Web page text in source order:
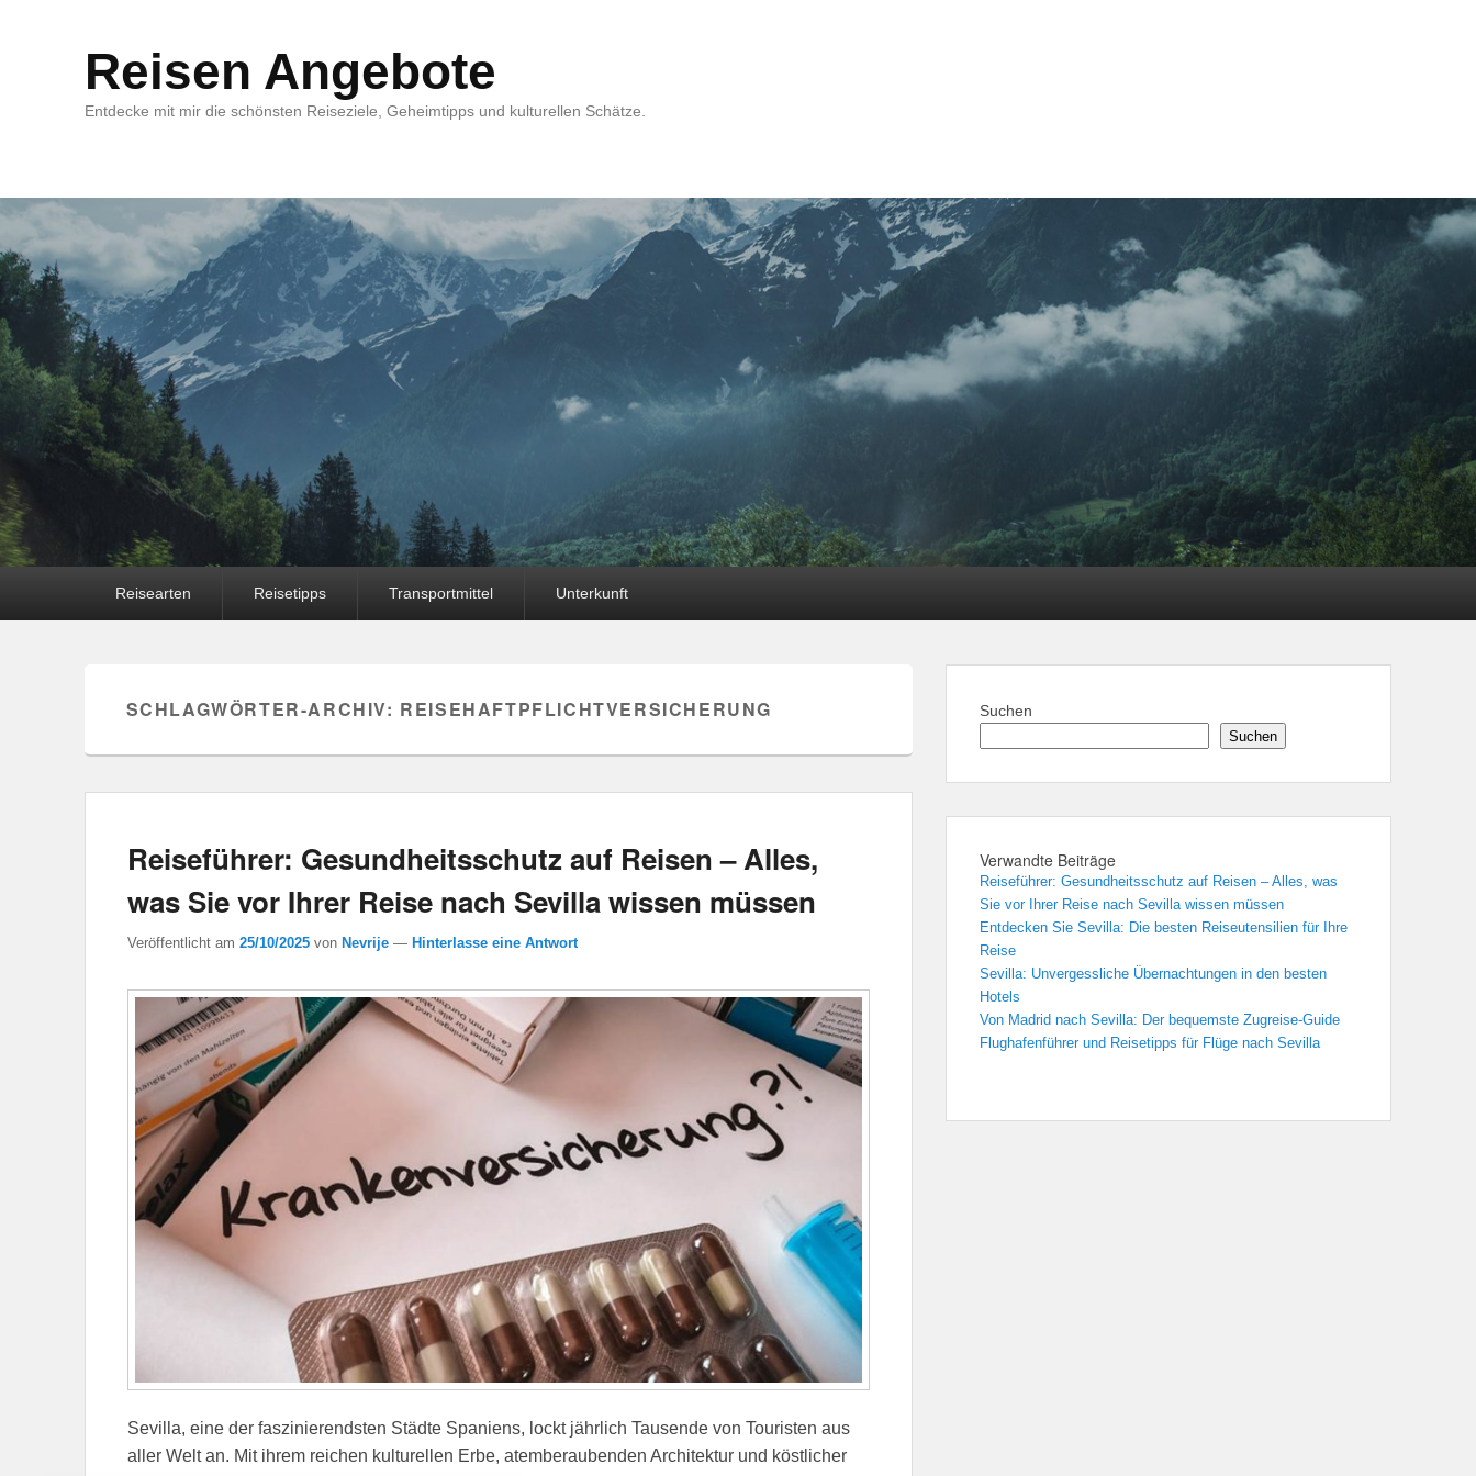
Reisen Angebote
Entdecke mit mir die schönsten Reiseziele, Geheimtipps und kulturellen Schätze.
Reisearten Reisetipps Transportmittel Unterkunft
SCHLAGWÖRTER-ARCHIV: REISEHAFTPFLICHTVERSICHERUNG
Reiseführer: Gesundheitsschutz auf Reisen – Alles,
was Sie vor Ihrer Reise nach Sevilla wissen müssen
Veröffentlicht am 25/10/2025 von Nevrije — Hinterlasse eine Antwort
Sevilla, eine der faszinierendsten Städte Spaniens, lockt jährlich Tausende von Touristen aus
aller Welt an. Mit ihrem reichen kulturellen Erbe, atemberaubenden Architektur und köstlicher
Suchen
Suchen
Verwandte Beiträge
Reiseführer: Gesundheitsschutz auf Reisen – Alles, was
Sie vor Ihrer Reise nach Sevilla wissen müssen
Entdecken Sie Sevilla: Die besten Reiseutensilien für Ihre
Reise
Sevilla: Unvergessliche Übernachtungen in den besten
Hotels
Von Madrid nach Sevilla: Der bequemste Zugreise-Guide
Flughafenführer und Reisetipps für Flüge nach Sevilla